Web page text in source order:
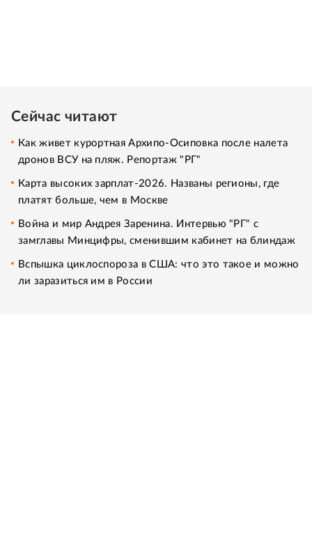
Сейчас читают
Как живет курортная Архипо-Осиповка после налета
дронов ВСУ на пляж. Репортаж "РГ"
Карта высоких зарплат-2026. Названы регионы, где
платят больше, чем в Москве
Война и мир Андрея Заренина. Интервью "РГ" с
замглавы Минцифры, сменившим кабинет на блиндаж
Вспышка циклоспороза в США: что это такое и можно
ли заразиться им в России